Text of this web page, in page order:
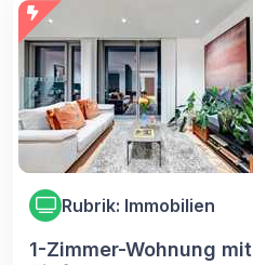
Rubrik: Immobilien
1-Zimmer-Wohnung mit